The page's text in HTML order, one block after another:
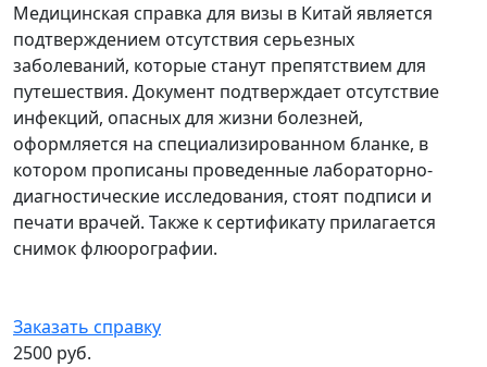
Медицинская справка для визы в Китай является
подтверждением отсутствия серьезных
заболеваний, которые станут препятствием для
путешествия. Документ подтверждает отсутствие
инфекций, опасных для жизни болезней,
оформляется на специализированном бланке, в
котором прописаны проведенные лабораторно-
диагностические исследования, стоят подписи и
печати врачей. Также к сертификату прилагается
снимок флюорографии.
Заказать справку
2500 руб.